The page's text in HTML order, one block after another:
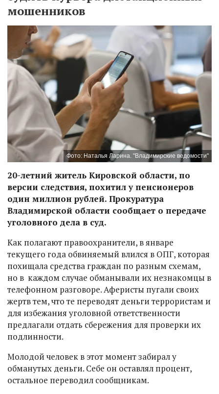
мошенников
Фото: Наталья Ларина. "Владимирские ведомости"
20-летний житель Кировской области, по
версии следствия, похитил у пенсионеров
один миллион рублей. Прокуратура
Владимирской области сообщает о передаче
уголовного дела в суд.
Как полагают правоохранители, в январе
текущего года обвиняемый влился в ОПГ, которая
похищала средства граждан по разным схемам,
но в каждом случае обманывали их незнакомцы в
телефонном разговоре. Аферисты пугали своих
жертв тем, что те переводят деньги террористам и
для избежания уголовной ответственности
предлагали отдать сбережения для проверки их
подлинности.
Молодой человек в этот момент забирал у
обманутых деньги. Себе он оставлял процент,
остальное переводил сообщникам.